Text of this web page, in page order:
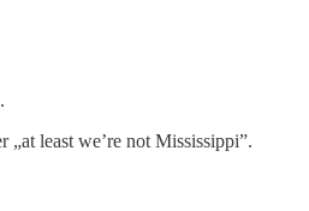
least we’re not Mississippi”.